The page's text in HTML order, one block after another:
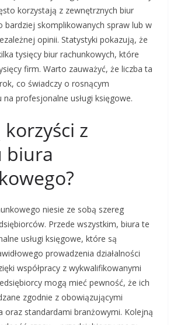
korzystają z zewnętrznych biur
bardziej skomplikowanych spraw lub w
opinii. Statystyki pokazują, że
tysięcy biur rachunkowych, które
firm. Warto zauważyć, że liczba ta
co świadczy o rosnącym
profesjonalne usługi księgowe.
korzyści z
biura
niesie ze sobą szereg
Przede wszystkim, biura te
usługi księgowe, które są
prowadzenia działalności
współpracy z wykwalifikowanymi
mogą mieć pewność, że ich
zgodnie z obowiązującymi
oraz standardami branżowymi. Kolejną